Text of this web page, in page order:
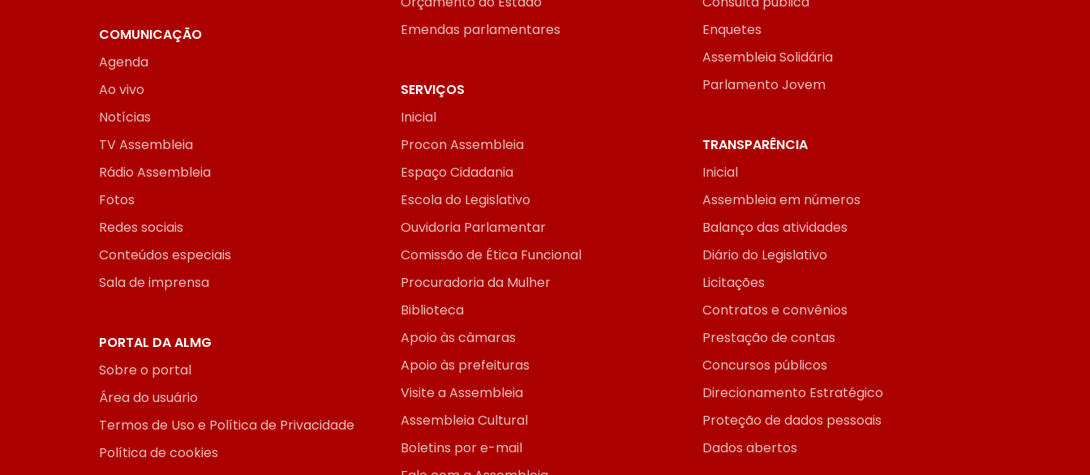
Emendas parlamentares
Enquetes
Assembleia Solidária
Parlamento Jovem
COMUNICAÇÃO
Agenda
Ao vivo
Notícias
TV Assembleia
Rádio Assembleia
Fotos
Redes sociais
Conteúdos especiais
Sala de imprensa
SERVIÇOS
Inicial
Procon Assembleia
Espaço Cidadania
Escola do Legislativo
Ouvidoria Parlamentar
Comissão de Ética Funcional
Procuradoria da Mulher
Biblioteca
Apoio às câmaras
Apoio às prefeituras
Visite a Assembleia
Assembleia Cultural
Boletins por e-mail
TRANSPARÊNCIA
Inicial
Assembleia em números
Balanço das atividades
Diário do Legislativo
Licitações
Contratos e convênios
Prestação de contas
Concursos públicos
Direcionamento Estratégico
Proteção de dados pessoais
Dados abertos
PORTAL DA ALMG
Sobre o portal
Área do usuário
Termos de Uso e Política de Privacidade
Política de cookies